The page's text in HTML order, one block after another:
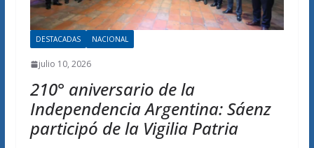
DESTACADAS NACIONAL
julio 10, 2026
210° aniversario de la
Independencia Argentina: Sáenz
participó de la Vigilia Patria